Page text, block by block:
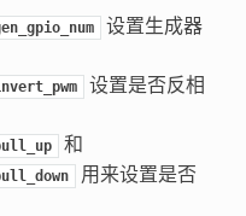
设置生成器
设置是否反相
和
用来设置是否